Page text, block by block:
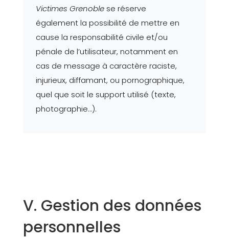
Victimes Grenoble se réserve
également la possibilité de mettre en
cause la responsabilité civile et/ou
pénale de l’utilisateur, notamment en
cas de message à caractère raciste,
injurieux, diffamant, ou pornographique,
quel que soit le support utilisé (texte,
photographie…).
V. Gestion des données
personnelles